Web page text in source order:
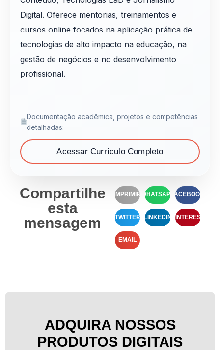
Digital. Oferece mentorias, treinamentos e
cursos online focados na aplicação prática de
tecnologias de alto impacto na educação, na
gestão de negócios e no desenvolvimento
profissional.
Documentação acadêmica, projetos e competências
detalhadas:
Acessar Currículo Completo
Compartilhe
esta
mensagem
IMPRIMIR WHATSAPP FACEBOOK
TWITTER LINKEDIN PINTEREST
EMAIL
ADQUIRA NOSSOS
PRODUTOS DIGITAIS